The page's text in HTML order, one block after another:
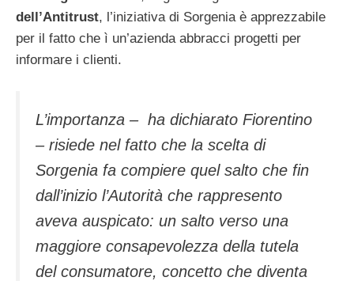
dell’Antitrust, l’iniziativa di Sorgenia è apprezzabile
per il fatto che ì un’azienda abbracci progetti per
informare i clienti.
L’importanza – ha dichiarato Fiorentino
– risiede nel fatto che la scelta di
Sorgenia fa compiere quel salto che fin
dall’inizio l’Autorità che rappresento
aveva auspicato: un salto verso una
maggiore consapevolezza della tutela
del consumatore, concetto che diventa